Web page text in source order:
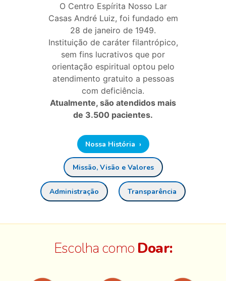
O Centro Espírita Nosso Lar
Casas André Luiz, foi fundado em
28 de janeiro de 1949.
Instituição de caráter filantrópico,
sem fins lucrativos que por
orientação espiritual optou pelo
atendimento gratuito a pessoas
com deficiência.
Atualmente, são atendidos mais
de 3.500 pacientes.
Nossa História ›
Missão, Visão e Valores
Administração Transparência
Escolha como Doar: